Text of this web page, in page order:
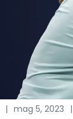
mag 5, 2023